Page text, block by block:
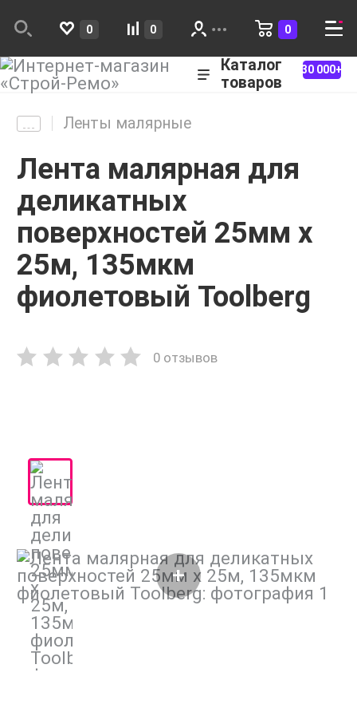
0 0 0
Каталог
товаров
30 000+
Ленты малярные
Лента малярная для
деликатных
поверхностей 25мм х
25м, 135мкм
фиолетовый Toolberg
0 отзывов